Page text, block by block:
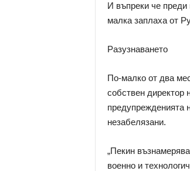
И въпреки че преди
малка заплаха от
Разузнаването
По-малко от два
собствен директор
предупрежденията
незабелязани.
„Пекин
военно и